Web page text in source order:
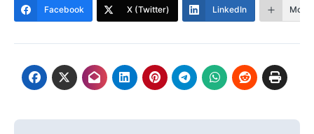
Facebook X (Twitter) LinkedIn More